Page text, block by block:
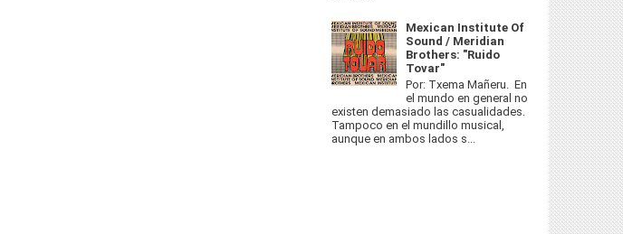
Mexican Institute Of
Sound / Meridian
Brothers: "Ruido
Tovar"
Por: Txema Mañeru. En
el mundo en general no
existen demasiado las casualidades.
Tampoco en el mundillo musical,
aunque en ambos lados s...